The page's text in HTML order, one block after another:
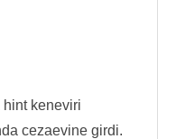
hint keneviri
cezaevine girdi.